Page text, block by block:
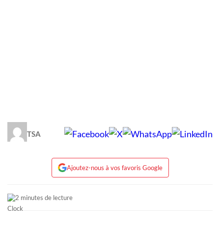
TSA
Ajoutez-nous à vos favoris Google
2 minutes de lecture